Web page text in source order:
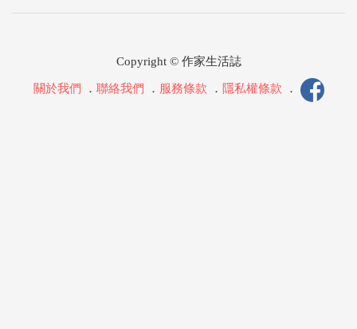
Copyright © 作家生活誌
關於我們 ． 聯絡我們 ． 服務條款 ． 隱私權條款 ．